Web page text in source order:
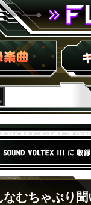
FLOOR
キャラ紹
---
むちゃぶり聞